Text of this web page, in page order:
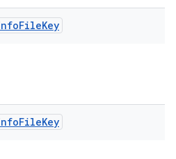
FileKey
FileKey